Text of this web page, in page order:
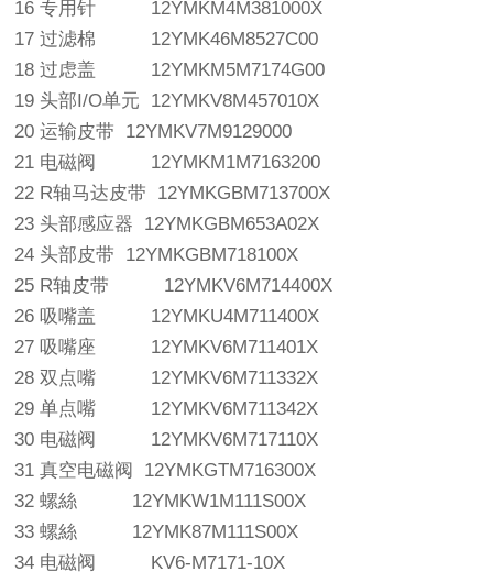
16 专用针 12YMKM4M381000X
17 过滤棉 12YMK46M8527C00
18 过虑盖 12YMKM5M7174G00
19 头部I/O单元 12YMKV8M457010X
20 运输皮带 12YMKV7M9129000
21 电磁阀 12YMKM1M7163200
22 R轴马达皮带 12YMKGBM713700X
23 头部感应器 12YMKGBM653A02X
24 头部皮带 12YMKGBM718100X
25 R轴皮带 12YMKV6M714400X
26 吸嘴盖 12YMKU4M711400X
27 吸嘴座 12YMKV6M711401X
28 双点嘴 12YMKV6M711332X
29 单点嘴 12YMKV6M711342X
30 电磁阀 12YMKV6M717110X
31 真空电磁阀 12YMKGTM716300X
32 螺絲 12YMKW1M111S00X
33 螺絲 12YMK87M111S00X
34 电磁阀 KV6-M7171-10X